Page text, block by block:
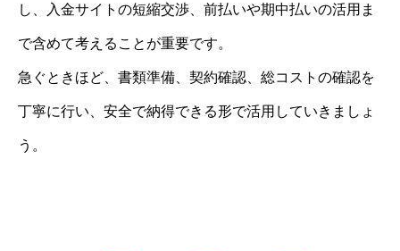
し、入金サイトの短縮交渉、前払いや期中払いの活用ま
で含めて考えることが重要です。
急ぐときほど、書類準備、契約確認、総コストの確認を
丁寧に行い、安全で納得できる形で活用していきましょ
う。